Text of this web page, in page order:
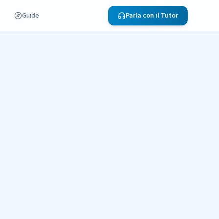
Guide Parla con il Tutor